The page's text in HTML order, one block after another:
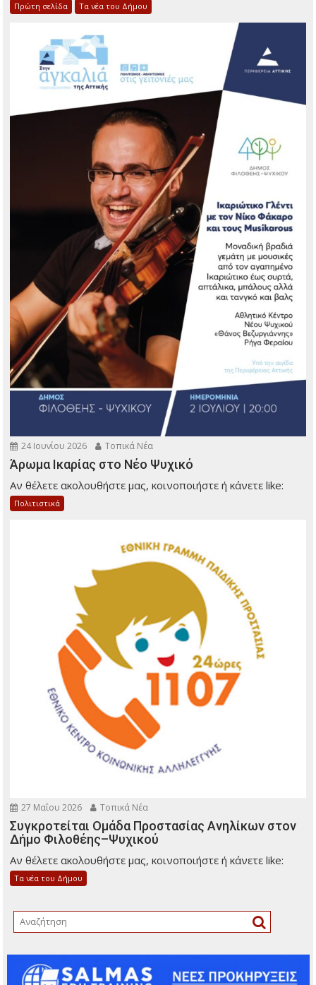
Πρώτη σελίδα Τα νέα του Δήμου
24 Ιουνίου 2026 Τοπικά Νέα
Άρωμα Ικαρίας στο Νέο Ψυχικό
Αν θέλετε ακολουθήστε μας, κοινοποιήστε ή κάνετε like:
Πολιτιστικά
27 Μαΐου 2026 Τοπικά Νέα
Συγκροτείται Ομάδα Προστασίας Ανηλίκων στον
Δήμο Φιλοθέης–Ψυχικού
Αν θέλετε ακολουθήστε μας, κοινοποιήστε ή κάνετε like:
Τα νέα του Δήμου